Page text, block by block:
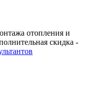
отопления и
скидка -